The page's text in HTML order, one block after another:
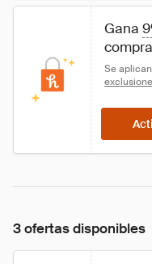
Gana
Se
3 ofertas disponibles